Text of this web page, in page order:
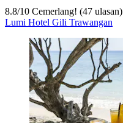
8.8/10 Cemerlang! (47 ulasan)
Lumi Hotel Gili Trawangan